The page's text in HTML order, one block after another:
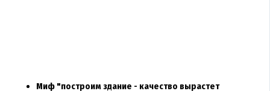
Миф "построим здание - качество вырастет